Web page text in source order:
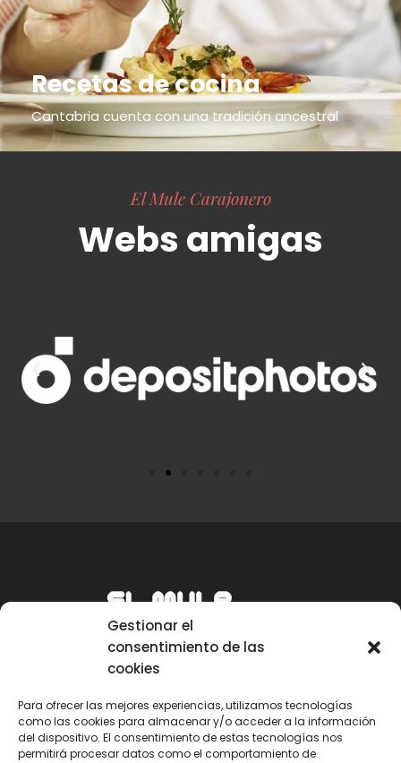
Gestionar el
consentimiento de las
cookies
Para ofrecer las mejores experiencias, utilizamos tecnologías
como las cookies para almacenar y/o acceder a la información
del dispositivo. El consentimiento de estas tecnologías nos
permitirá procesar datos como el comportamiento de
Recetas de cocina
Cantabria cuenta con una tradición ancestral
El Mule Carajonero
Webs amigas
Email